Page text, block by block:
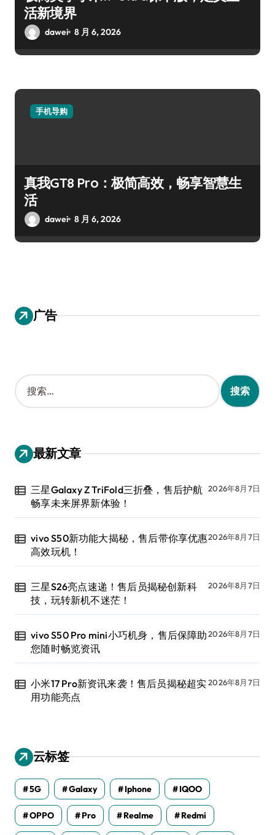
活新境界
dawei 8 月 6, 2026
手机导购
真我GT8 Pro：极简高效，畅享智慧生
活
dawei 8 月 6, 2026
广告
搜
索
：
最新文章
三星Galaxy Z TriFold三折叠，售后护航
畅享未来屏界新体验！
2026年8月7日
vivo S50新功能大揭秘，售后带你享优惠
高效玩机！
2026年8月7日
三星S26亮点速递！售后员揭秘创新科
技，玩转新机不迷茫！
2026年8月7日
vivo S50 Pro mini小巧机身，售后保障助
您随时畅览资讯
2026年8月7日
小米17 Pro新资讯来袭！售后员揭秘超实
用功能亮点
2026年8月7日
云标签
5G Galaxy Iphone IQOO
OPPO Pro Realme Redmi